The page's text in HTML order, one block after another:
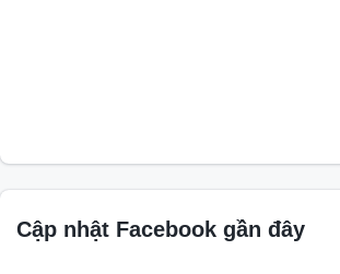
Cập nhật Facebook gần đây